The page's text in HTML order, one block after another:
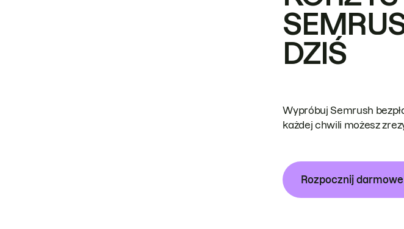
DZIŚ
Wypróbuj Semrush
każdej chwili możesz
Rozpocznij